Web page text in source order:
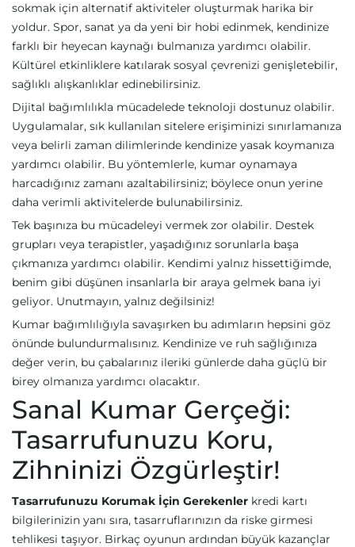
sokmak için alternatif aktiviteler oluşturmak harika bir
yoldur. Spor, sanat ya da yeni bir hobi edinmek, kendinize
farklı bir heyecan kaynağı bulmanıza yardımcı olabilir.
Kültürel etkinliklere katılarak sosyal çevrenizi genişletebilir,
sağlıklı alışkanlıklar edinebilirsiniz.
Dijital bağımlılıkla mücadelede teknoloji dostunuz olabilir.
Uygulamalar, sık kullanılan sitelere erişiminizi sınırlamanıza
veya belirli zaman dilimlerinde kendinize yasak koymanıza
yardımcı olabilir. Bu yöntemlerle, kumar oynamaya
harcadığınız zamanı azaltabilirsiniz; böylece onun yerine
daha verimli aktivitelerde bulunabilirsiniz.
Tek başınıza bu mücadeleyi vermek zor olabilir. Destek
grupları veya terapistler, yaşadığınız sorunlarla başa
çıkmanıza yardımcı olabilir. Kendimi yalnız hissettiğimde,
benim gibi düşünen insanlarla bir araya gelmek bana iyi
geliyor. Unutmayın, yalnız değilsiniz!
Kumar bağımlılığıyla savaşırken bu adımların hepsini göz
önünde bulundurmalısınız. Kendinize ve ruh sağlığınıza
değer verin, bu çabalarınız ileriki günlerde daha güçlü bir
birey olmanıza yardımcı olacaktır.
Sanal Kumar Gerçeği:
Tasarrufunuzu Koru,
Zihninizi Özgürleştir!
Tasarrufunuzu Korumak İçin Gerekenler kredi kartı
bilgilerinizin yanı sıra, tasarruflarınızın da riske girmesi
tehlikesi taşıyor. Birkaç oyunun ardından büyük kazançlar